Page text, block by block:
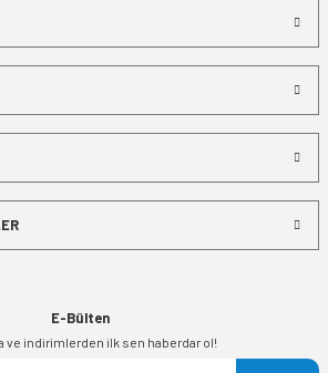
E-Bülten
ve indirimlerden ilk sen haberdar ol!